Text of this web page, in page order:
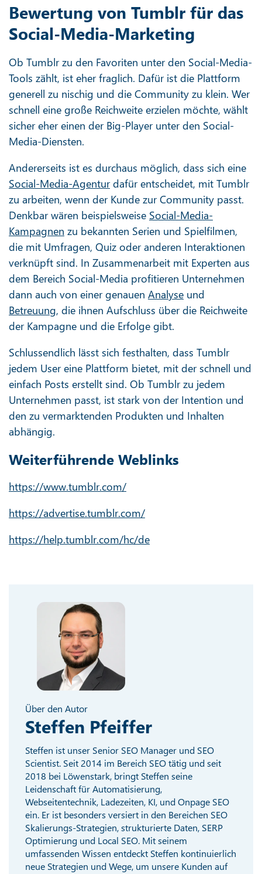
Bewertung von Tumblr für das
Social-Media-Marketing
Ob Tumblr zu den Favoriten unter den Social-Media-
Tools zählt, ist eher fraglich. Dafür ist die Plattform
generell zu nischig und die Community zu klein. Wer
schnell eine große Reichweite erzielen möchte, wählt
sicher eher einen der Big-Player unter den Social-
Media-Diensten.
Andererseits ist es durchaus möglich, dass sich eine
Social-Media-Agenturdafür entscheidet, mit Tumblr
zu arbeiten, wenn der Kunde zur Community passt.
Denkbar wären beispielsweise Social-Media-
Kampagnen zu bekannten Serien und Spielfilmen,
die mit Umfragen, Quiz oder anderen Interaktionen
verknüpft sind. In Zusammenarbeit mit Experten aus
dem Bereich Social-Media profitieren Unternehmen
dann auch von einer genauen Analyse und
Betreuung, die ihnen Aufschluss über die Reichweite
der Kampagne und die Erfolge gibt.
Schlussendlich lässt sich festhalten, dass Tumblr
jedem User eine Plattform bietet, mit der schnell und
einfach Posts erstellt sind. Ob Tumblr zu jedem
Unternehmen passt, ist stark von der Intention und
den zu vermarktenden Produkten und Inhalten
abhängig.
Weiterführende Weblinks
https://www.tumblr.com/
https://advertise.tumblr.com/
https://help.tumblr.com/hc/de
Über den Autor
Steffen Pfeiffer
Steffen ist unser Senior SEO Manager und SEO
Scientist. Seit 2014 im Bereich SEO tätig und seit
2018 bei Löwenstark, bringt Steffen seine
Leidenschaft für Automatisierung,
Webseitentechnik, Ladezeiten, KI, und Onpage SEO
ein. Er ist besonders versiert in den Bereichen SEO
Skalierungs-Strategien, strukturierte Daten, SERP
Optimierung und Local SEO. Mit seinem
umfassenden Wissen entdeckt Steffen kontinuierlich
neue Strategien und Wege, um unsere Kunden auf